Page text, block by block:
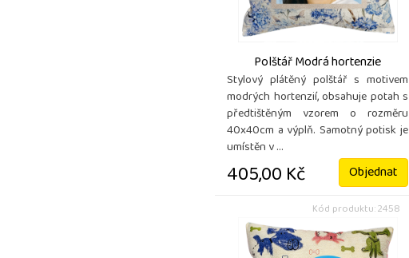
Polštář Modrá hortenzie
Stylový plátěný polštář s motivem
modrých hortenzií, obsahuje potah s
předtištěným vzorem o rozměru
40x40cm a výplň. Samotný potisk je
umístěn v ...
405,00 Kč Objednat
Kód produktu: 2458